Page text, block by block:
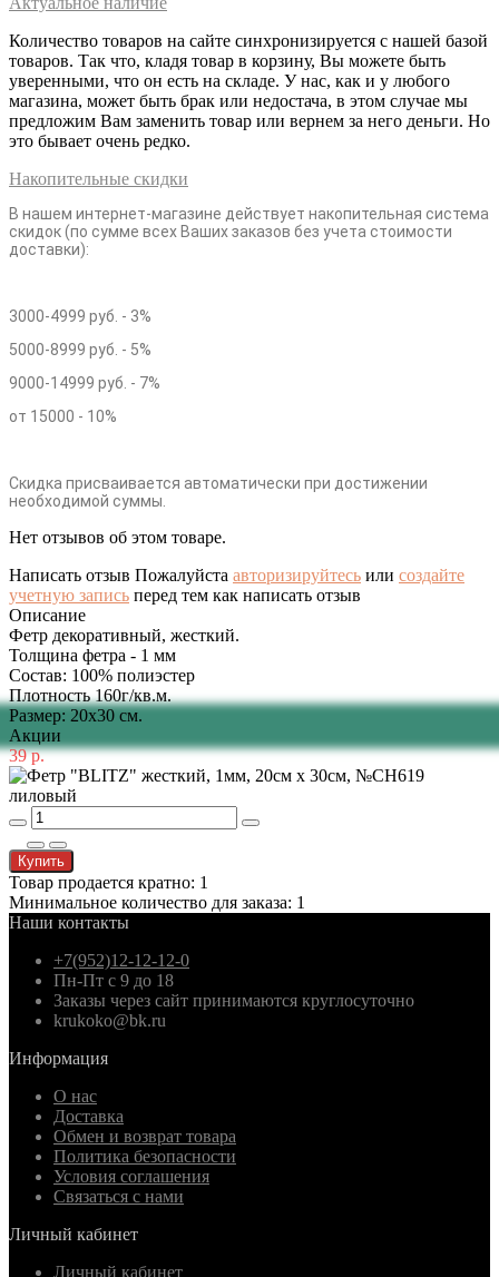
Количество товаров на сайте синхронизируется с нашей базой
товаров. Так что, кладя товар в корзину, Вы можете быть
уверенными, что он есть на складе. У нас, как и у любого
магазина, может быть брак или недостача, в этом случае мы
предложим Вам заменить товар или вернем за него деньги. Но
это бывает очень редко.
Накопительные скидки
В нашем интернет-магазине действует накопительная система
скидок (по сумме всех Ваших заказов без учета стоимости
доставки):
3000-4999 руб. - 3%
5000-8999 руб. - 5%
9000-14999 руб. - 7%
от 15000 - 10%
Скидка присваивается автоматически при достижении
необходимой суммы.
Нет отзывов об этом товаре.
Написать отзыв Пожалуйста авторизируйтесь или создайте
учетную запись перед тем как написать отзыв
Описание
Фетр декоративный, жесткий.
Толщина фетра - 1 мм
Состав: 100% полиэстер
Плотность 160г/кв.м.
Размер: 20х30 см.
Акции
39 р.
Купить
Товар продается кратно: 1
Минимальное количество для заказа: 1
Наши контакты
+7(952)12-12-12-0
Пн-Пт с 9 до 18
Заказы через сайт принимаются круглосуточно
krukoko@bk.ru
Информация
О нас
Доставка
Обмен и возврат товара
Политика безопасности
Условия соглашения
Связаться с нами
Личный кабинет
Личный кабинет